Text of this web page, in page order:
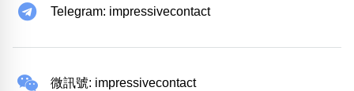
Telegram: impressivecontact
微訊號: impressivecontact